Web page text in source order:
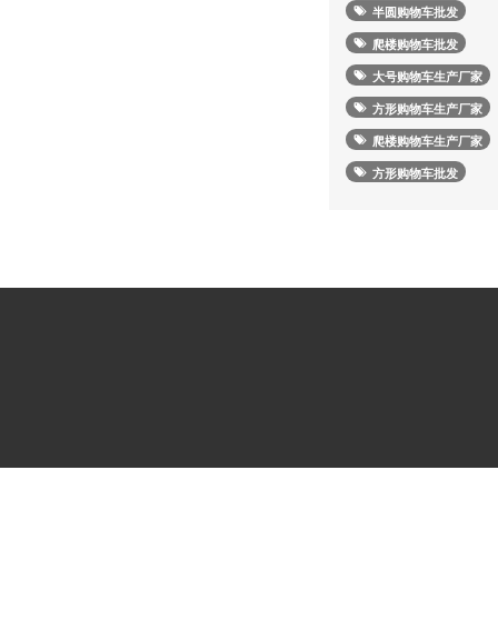
半圆购物车批发
爬楼购物车批发
大号购物车生产厂家
方形购物车生产厂家
爬楼购物车生产厂家
方形购物车批发